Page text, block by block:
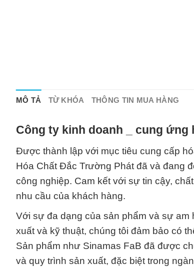
MÔ TẢ TỪ KHÓA THÔNG TIN MUA HÀNG
Công ty kinh doanh _ cung ứng
Được thành lập với mục tiêu cung cấp
Hóa Chất Đắc Trường Phát đã và đang
công nghiệp. Cam kết với sự tin cậy,
nhu cầu của khách hàng.
Với sự đa dạng của sản phẩm và sự am
xuất và kỹ thuật, chúng tôi đảm bảo có
Sản phẩm như Sinamas FaB đã được
và quy trình sản xuất, đặc biệt trong